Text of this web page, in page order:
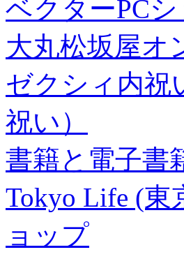
ベクターPC
大丸松坂屋オ
ゼクシィ内
祝い）
書籍と電子書
Tokyo Life (
ョップ